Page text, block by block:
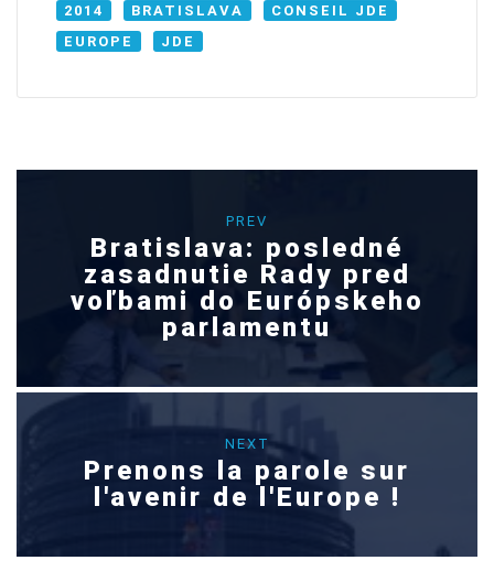
2014 BRATISLAVA
CONSEIL JDE
EUROPE
JDE
PREV
Bratislava: posledné
zasadnutie Rady pred
voľbami do Európskeho
parlamentu
NEXT
Prenons la parole sur
l'avenir de l'Europe !